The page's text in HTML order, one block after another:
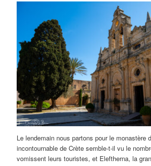
Le lendemain nous partons pour le monastère
incontournable de Crète semble-t-il vu le
vomissent leurs touristes, et Eleftherna, la